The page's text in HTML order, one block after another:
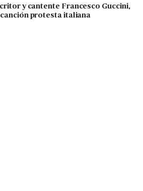
y cantente Francesco Guccini,
protesta italiana